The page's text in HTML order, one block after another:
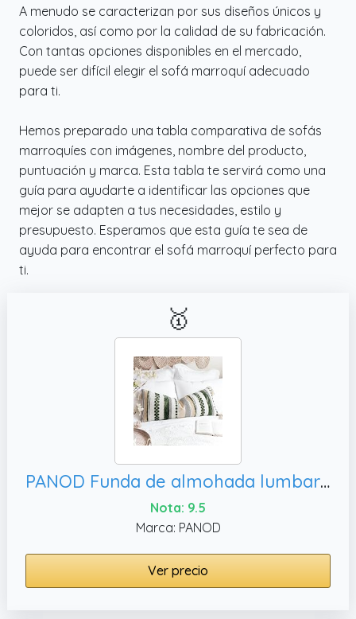
A menudo se caracterizan por sus diseños únicos y
coloridos, así como por la calidad de su fabricación.
Con tantas opciones disponibles en el mercado,
puede ser difícil elegir el sofá marroquí adecuado
para ti.
Hemos preparado una tabla comparativa de sofás
marroquíes con imágenes, nombre del producto,
puntuación y marca. Esta tabla te servirá como una
guía para ayudarte a identificar las opciones que
mejor se adapten a tus necesidades, estilo y
presupuesto. Esperamos que esta guía te sea de
ayuda para encontrar el sofá marroquí perfecto para
ti.
🥇
PANOD Funda de almohada lumbar larga bohemia de 16 x 36 pulgadas, casa de campo
Nota: 9.5
Marca: PANOD
Ver precio